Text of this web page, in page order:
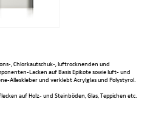
, Chlorkautschuk-, luftrocknenden und
Lacken auf Basis Epikote sowie luft- und
Alleskleber und verklebt Acrylglas und Polystyrol.
auf Holz- und Steinböden, Glas, Teppichen etc.